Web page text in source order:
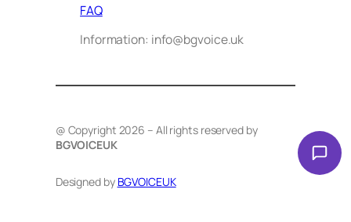
FAQ
Information: info@bgvoice.uk
@ Copyright 2026 – All rights reserved by
BGVOICEUK
Designed by BGVOICEUK
VOICE UK. С какво мога да